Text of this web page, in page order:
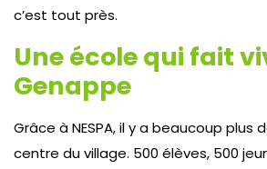
c’est tout près.
Une école qui fait
Genappe
Grâce à NESPA, il y a beaucoup plus
centre du village. 500 élèves, 500